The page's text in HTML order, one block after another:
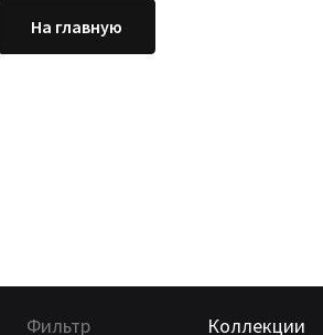
На главную
Фильтр
Коллекции